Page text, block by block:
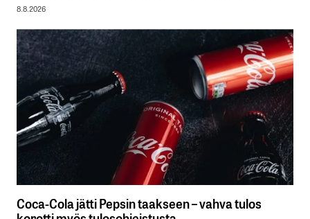
8.8.2026
Coca-Cola jätti Pepsin taakseen – vahva tulos